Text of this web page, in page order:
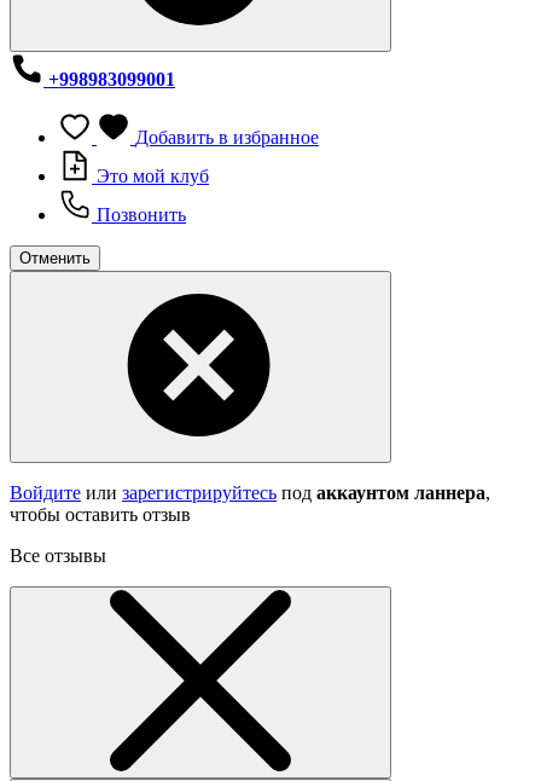
+998983099001
Добавить в избранное
Это мой клуб
Позвонить
Отменить
Войдите или зарегистрируйтесь под аккаунтом ланнера,
чтобы оставить отзыв
Все отзывы